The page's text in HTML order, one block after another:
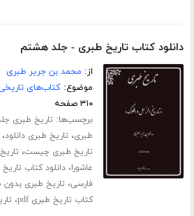
دانلود کتاب تاریخ طبری - جلد هشتم
از: محمد بن جریر طبری
موضوع:کتاب‌های
۳۱۰ صفحه
برچسب‌ها: تاریخ طبری
طبری، تاریخ طبری دانلود
تاریخ طبری چیست،
عاشورا،دانلود کتاب تاریخ
فارسی، تاریخ طبری بدون
کتاب تاریخ طبری pdf ،